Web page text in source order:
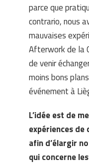
parce que
contrario, nous
mauvaises
Afterwork de la
de venir
moins bons
événement à
L’idée est de
expériences
afin d’élargir
qui concerne